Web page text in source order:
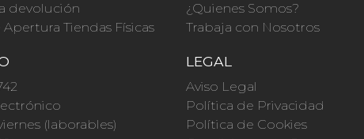
devolución
Tiendas Físicas
(laborables)
¿Quienes Somos?
Trabaja con Nosotros
LEGAL
Aviso Legal
Política de Privacidad
Política de Cookies